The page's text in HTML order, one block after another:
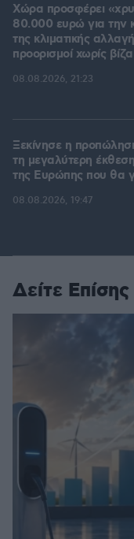
Χώρα προσφέρει
80.000 ευρώ για την
της κλιματικής
προορισμοί χωρίς βίζα
08.08.2026, 21:23
Ξεκίνησε η
τη μεγαλύτερη
της Ευρώπης που θα
08.08.2026, 19:47
Δείτε Επίσης